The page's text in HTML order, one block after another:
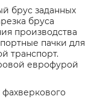
брус заданных
бруса
производства
пачки для
транспорт.
еврофурой